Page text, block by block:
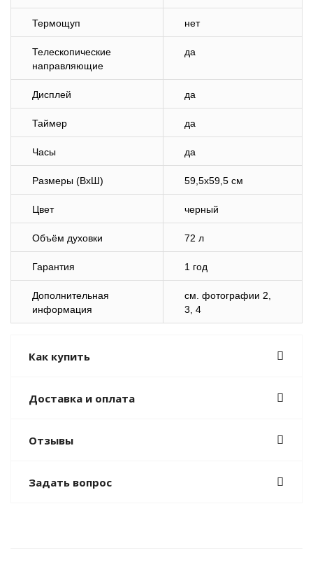
Термощуп нет
Телескопические
направляющие
да
Дисплей да
Таймер да
Часы да
Размеры (ВхШ) 59,5х59,5 см
Цвет черный
Объём духовки 72 л
Гарантия 1 год
Дополнительная
информация
см. фотографии 2,
3, 4
Как купить
Доставка и оплата
Отзывы
Задать вопрос